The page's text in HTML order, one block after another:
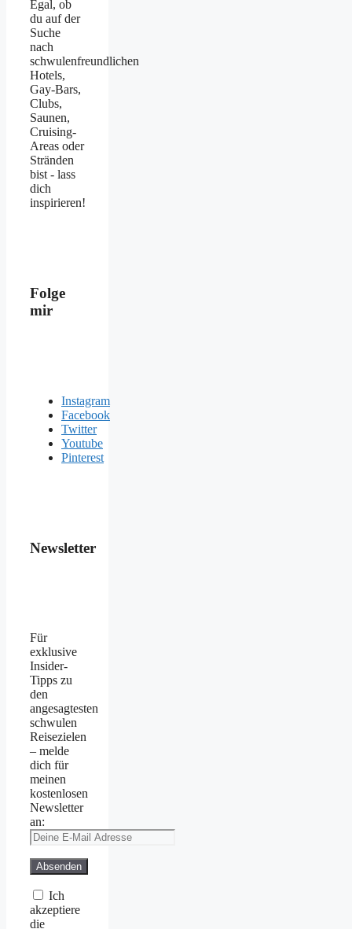
Egal, ob
du auf der
Suche
nach
schwulenfreundlichen
Hotels,
Gay-Bars,
Clubs,
Saunen,
Cruising-
Areas oder
Stränden
bist - lass
dich
inspirieren!
Folge
mir
Instagram
Facebook
Twitter
Youtube
Pinterest
Newsletter
Für
exklusive
Insider-
Tipps zu
den
angesagtesten
schwulen
Reisezielen
– melde
dich für
meinen
kostenlosen
Newsletter
an:
Ich
akzeptiere
die